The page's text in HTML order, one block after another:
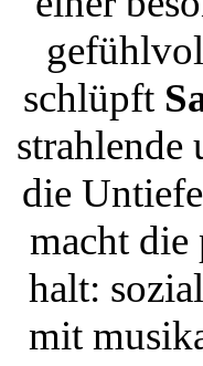
schlüpft
strahlende
die
macht
halt:
mit